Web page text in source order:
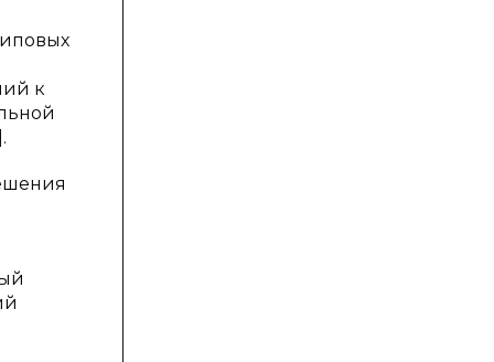
к